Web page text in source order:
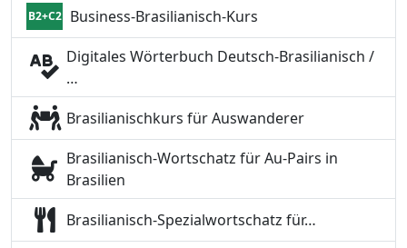
B2+C2
Business-Brasilianisch-Kurs
Digitales Wörterbuch Deutsch-Brasilianisch /
…
Brasilianischkurs für Auswanderer
Brasilianisch-Wortschatz für Au-Pairs in
Brasilien
Brasilianisch-Spezialwortschatz für…